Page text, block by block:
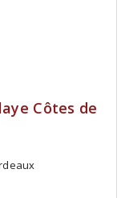
Côtes de